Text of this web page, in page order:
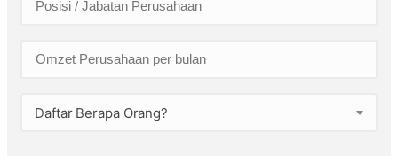
Daftar Berapa Orang?